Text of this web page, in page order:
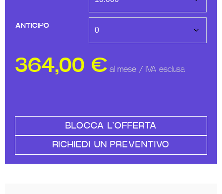
ANTICIPO
364,00 € al mese / IVA esclusa
BLOCCA L'OFFERTA
RICHIEDI UN PREVENTIVO